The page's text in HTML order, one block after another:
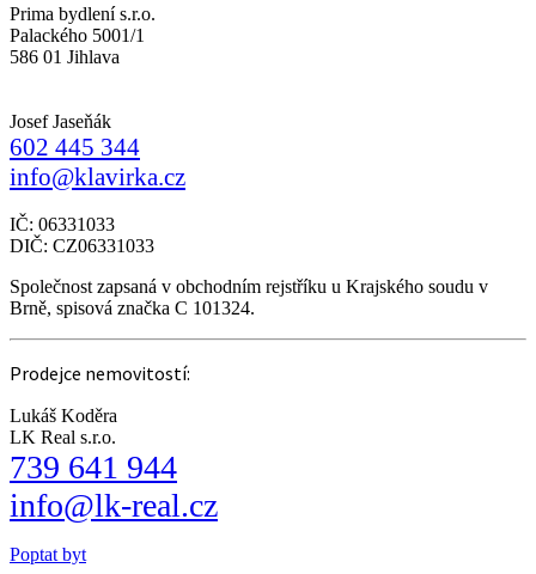
Prima bydlení s.r.o.
Palackého 5001/1
586 01 Jihlava
Josef Jaseňák
602 445 344
info@klavirka.cz
IČ: 06331033
DIČ: CZ06331033
Společnost zapsaná v obchodním rejstříku u Krajského soudu v
Brně, spisová značka C 101324.
Prodejce nemovitostí:
Lukáš Koděra
LK Real s.r.o.
739 641 944
info@lk-real.cz
Poptat byt